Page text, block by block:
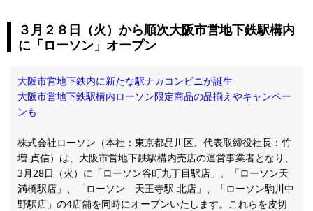
３月２８日（火）から順次大阪市営地下鉄駅構内
に「ローソン」オープン
大阪市営地下鉄内に新たな駅ナカコンビニが誕生
大阪市営地下鉄駅構内ローソン限定商品の品揃えやキャンペー
ンも
株式会社ローソン（本社：東京都品川区、代表取締役社長：竹
増 貞信）は、大阪市営地下鉄駅構内売店の運営事業者となり、
3月28日（火）に「ローソン谷町九丁目駅店」、「ローソン天
満橋駅店」、「ローソン 天王寺駅 北店」、「ローソン駒川中
野駅店」の4店舗を同時にオープンいたします。これらを皮切